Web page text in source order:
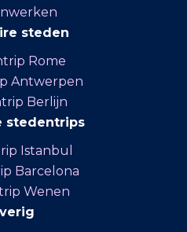
steden
Rome
Antwerpen
Berlijn
stedentrips
Istanbul
Barcelona
Wenen